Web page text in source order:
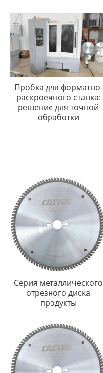
Пробка для форматно-
раскроечного станка:
решение для точной
обработки
Серия металлического
отрезного диска
продукты